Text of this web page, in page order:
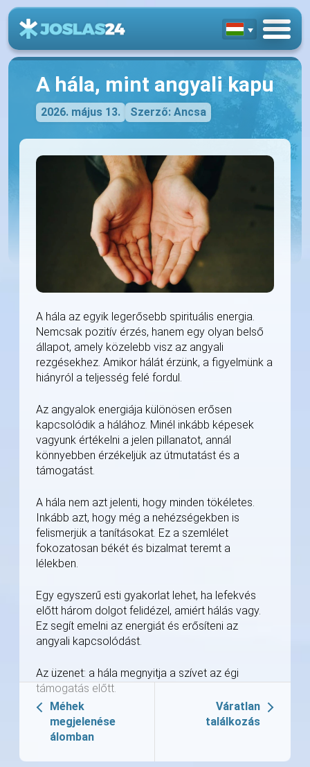
A hála, mint angyali kapu
2026. május 13. Szerző: Ancsa
A hála az egyik legerősebb spirituális energia.
Nemcsak pozitív érzés, hanem egy olyan belső
állapot, amely közelebb visz az angyali
rezgésekhez. Amikor hálát érzünk, a figyelmünk a
hiányról a teljesség felé fordul.
Az angyalok energiája különösen erősen
kapcsolódik a hálához. Minél inkább képesek
vagyunk értékelni a jelen pillanatot, annál
könnyebben érzékeljük az útmutatást és a
támogatást.
A hála nem azt jelenti, hogy minden tökéletes.
Inkább azt, hogy még a nehézségekben is
felismerjük a tanításokat. Ez a szemlélet
fokozatosan békét és bizalmat teremt a
lélekben.
Egy egyszerű esti gyakorlat lehet, ha lefekvés
előtt három dolgot felidézel, amiért hálás vagy.
Ez segít emelni az energiát és erősíteni az
angyali kapcsolódást.
Az üzenet: a hála megnyitja a szívet az égi
támogatás előtt.
Méhek
megjelenése
álomban
Váratlan
találkozás